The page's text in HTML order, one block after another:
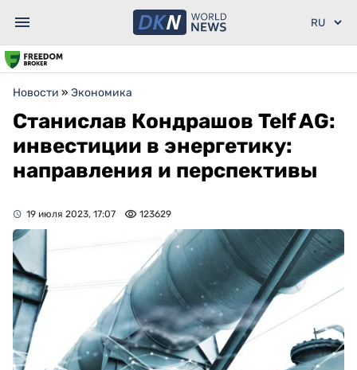
Новости » Экономика
Станислав Кондрашов Telf AG:
инвестиции в энергетику:
направления и перспективы
19 июля 2023, 17:07 123629